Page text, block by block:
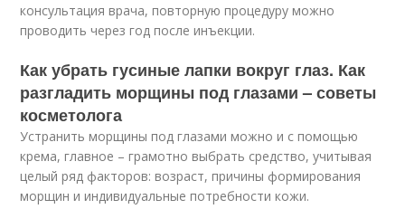
консультация врача, повторную процедуру можно
проводить через год после инъекции.
Как убрать гусиные лапки вокруг глаз. Как
разгладить морщины под глазами – советы
косметолога
Устранить морщины под глазами можно и с помощью
крема, главное – грамотно выбрать средство, учитывая
целый ряд факторов: возраст, причины формирования
морщин и индивидуальные потребности кожи.